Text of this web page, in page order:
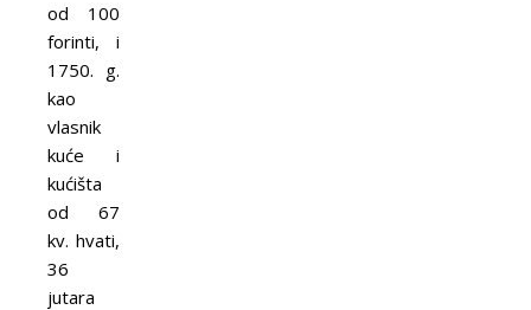
od 100
forinti, i
1750. g.
kao
vlasnik
kuće i
kućišta
od 67
kv. hvati,
36
jutara